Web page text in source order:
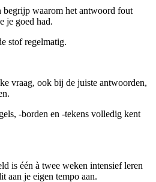
begrijp waarom het antwoord fout
je goed had.
stof regelmatig.
vraag, ook bij de juiste antwoorden,
-borden en -tekens volledig kent
is één à twee weken intensief leren
aan je eigen tempo aan.